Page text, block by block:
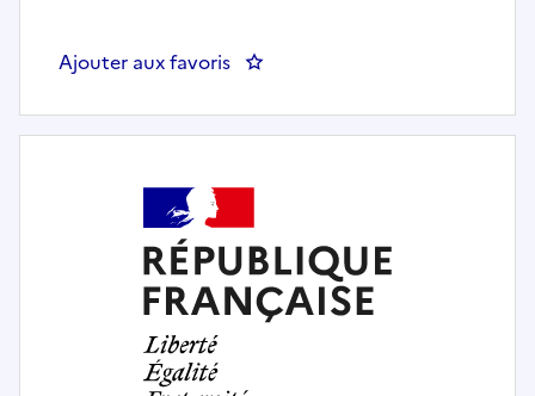
Ajouter aux favoris : 1 INFIRMIE(RE)